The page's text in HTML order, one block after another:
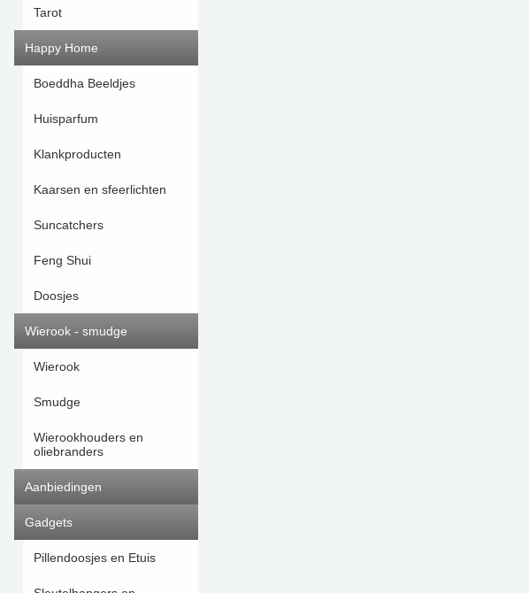
Tarot
Happy Home
Boeddha Beeldjes
Huisparfum
Klankproducten
Kaarsen en sfeerlichten
Suncatchers
Feng Shui
Doosjes
Wierook - smudge
Wierook
Smudge
Wierookhouders en
oliebranders
Aanbiedingen
Gadgets
Pillendoosjes en Etuis